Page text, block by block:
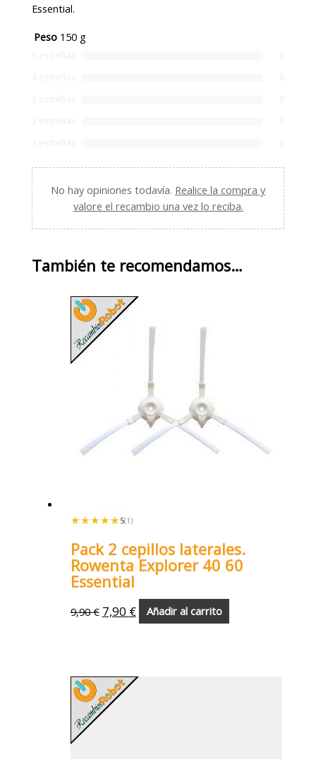
Essential.
Peso 150 g
No hay opiniones todavía. Realice la compra y
valore el recambio una vez lo reciba.
También te recomendamos…
★★★★★
★★★★★ 5(1)
Pack 2 cepillos laterales.
Rowenta Explorer 40 60
Essential
9,90€ 7,90 € Añadir al carrito